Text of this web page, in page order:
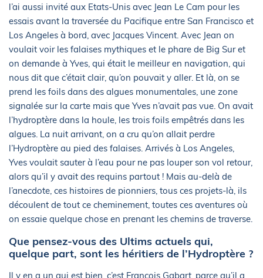
l’ai aussi invité aux Etats-Unis avec Jean Le Cam pour les
essais avant la traversée du Pacifique entre San Francisco et
Los Angeles à bord, avec Jacques Vincent. Avec Jean on
voulait voir les falaises mythiques et le phare de Big Sur et
on demande à Yves, qui était le meilleur en navigation, qui
nous dit que c’était clair, qu’on pouvait y aller. Et là, on se
prend les foils dans des algues monumentales, une zone
signalée sur la carte mais que Yves n’avait pas vue. On avait
l’hydroptère dans la houle, les trois foils empêtrés dans les
algues. La nuit arrivant, on a cru qu’on allait perdre
l’Hydroptère au pied des falaises. Arrivés à Los Angeles,
Yves voulait sauter à l’eau pour ne pas louper son vol retour,
alors qu’il y avait des requins partout ! Mais au-delà de
l’anecdote, ces histoires de pionniers, tous ces projets-là, ils
découlent de tout ce cheminement, toutes ces aventures où
on essaie quelque chose en prenant les chemins de traverse.
Que pensez-vous des Ultims actuels qui,
quelque part, sont les héritiers de l’Hydroptère ?
Il y en a un qui est bien, c’est François Gabart, parce qu’il a